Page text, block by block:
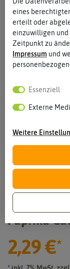
Paprika
2,29 €*
eines
erteilt oder
einzuwilligen und
Zeitpunkt zu
Impressum und
Essenziell
Externe
Weitere